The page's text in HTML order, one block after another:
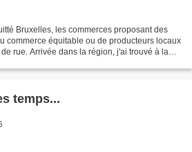
Bruxelles, les commerces proposant des
commerce équitable ou de producteurs locaux
rue. Arrivée dans la région, j'ai trouvé à la
temps...